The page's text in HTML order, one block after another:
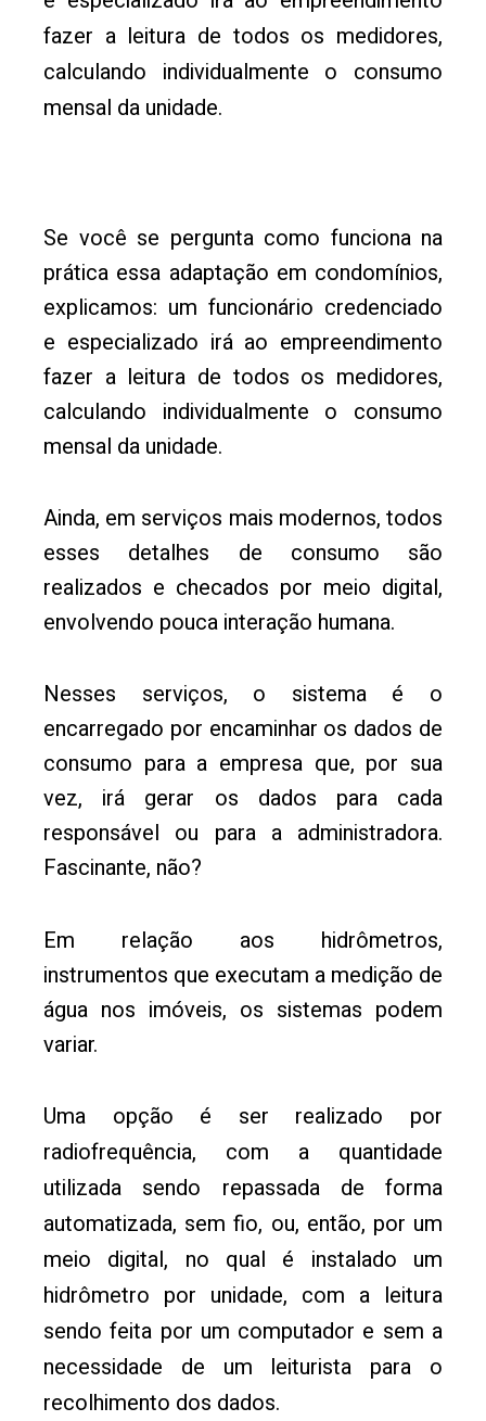
fazer a leitura de todos os medidores,
calculando individualmente o consumo
mensal da unidade.
Se você se pergunta como funciona na
prática essa adaptação em condomínios,
explicamos: um funcionário credenciado
e especializado irá ao empreendimento
fazer a leitura de todos os medidores,
calculando individualmente o consumo
mensal da unidade.
Ainda, em serviços mais modernos, todos
esses detalhes de consumo são
realizados e checados por meio digital,
envolvendo pouca interação humana.
Nesses serviços, o sistema é o
encarregado por encaminhar os dados de
consumo para a empresa que, por sua
vez, irá gerar os dados para cada
responsável ou para a administradora.
Fascinante, não?
Em relação aos hidrômetros,
instrumentos que executam a medição de
água nos imóveis, os sistemas podem
variar.
Uma opção é ser realizado por
radiofrequência, com a quantidade
utilizada sendo repassada de forma
automatizada, sem fio, ou, então, por um
meio digital, no qual é instalado um
hidrômetro por unidade, com a leitura
sendo feita por um computador e sem a
necessidade de um leiturista para o
recolhimento dos dados.